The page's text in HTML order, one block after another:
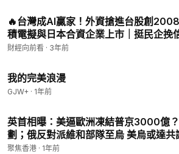
🔥台灣成AI贏家！外資搶進台股創
積電擬與日本合資企業上市｜挺民企挽
國是「葉克膜式」經濟｜全球經濟軟著
財經向前看 · 3年前
我的完美浪漫
GJW+ · 1年前
英首相曝：美逼歐洲凍結普京3000億
劃；俄反對派維和部隊至烏 美烏或達共
為FBI總監！川普「秘密武器」登場？【
聚焦香港 · 1年前